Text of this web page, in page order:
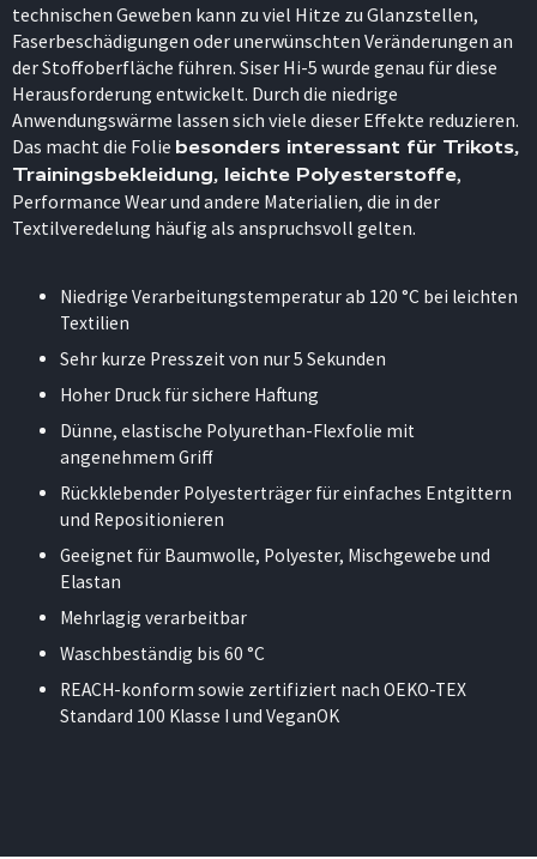
technischen Geweben kann zu viel Hitze zu Glanzstellen,
Faserbeschädigungen oder unerwünschten Veränderungen an
der Stoffoberfläche führen. Siser Hi-5 wurde genau für diese
Herausforderung entwickelt. Durch die niedrige
Anwendungswärme lassen sich viele dieser Effekte reduzieren.
Das macht die Folie besonders interessant für Trikots,
Trainingsbekleidung, leichte Polyesterstoffe,
Performance Wear und andere Materialien, die in der
Textilveredelung häufig als anspruchsvoll gelten.
Niedrige Verarbeitungstemperatur ab 120 °C bei leichten
Textilien
Sehr kurze Presszeit von nur 5 Sekunden
Hoher Druck für sichere Haftung
Dünne, elastische Polyurethan-Flexfolie mit
angenehmem Griff
Rückklebender Polyesterträger für einfaches Entgittern
und Repositionieren
Geeignet für Baumwolle, Polyester, Mischgewebe und
Elastan
Mehrlagig verarbeitbar
Waschbeständig bis 60 °C
REACH-konform sowie zertifiziert nach OEKO-TEX
Standard 100 Klasse I und VeganOK